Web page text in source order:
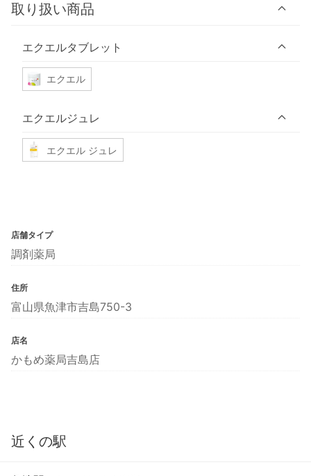
取り扱い商品
エクエルタブレット
エクエル
エクエルジュレ
エクエル ジュレ
店舗タイプ
調剤薬局
住所
富山県魚津市吉島750-3
店名
かもめ薬局吉島店
近くの駅